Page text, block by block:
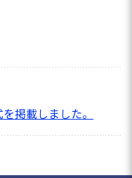
掲載しました。